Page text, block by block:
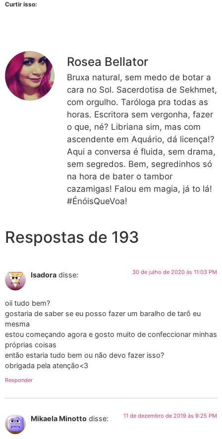
Curtir isso:
Rosea Bellator
Bruxa natural, sem medo de botar a
cara no Sol. Sacerdotisa de Sekhmet,
com orgulho. Taróloga pra todas as
horas. Escritora sem vergonha, fazer
o que, né? Libriana sim, mas com
ascendente em Aquário, dá licença!?
Aqui a conversa é fluida, sem drama,
sem segredos. Bem, segredinhos só
na hora de bater o tambor
cazamigas! Falou em magia, já to lá!
#ÉnóisQueVoa!
Respostas de 193
Isadora disse: 30 de julho de 2020 às 11:03 PM
oii tudo bem?
gostaria de saber se eu posso fazer um baralho de tarô eu
mesma
estou começando agora e gosto muito de confeccionar minhas
próprias coisas
então estaria tudo bem ou não devo fazer isso?
obrigada pela atenção<3
Responder
Mikaela Minotto disse: 11 de dezembro de 2019 às 9:25 PM